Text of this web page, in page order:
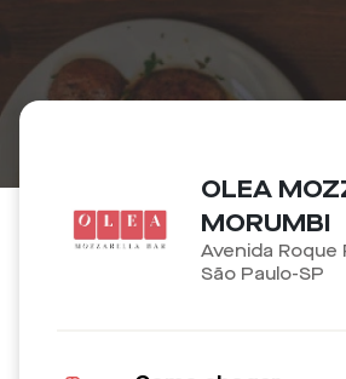
OLEA
MORUMBI
Avenida Roque
São Paulo-SP